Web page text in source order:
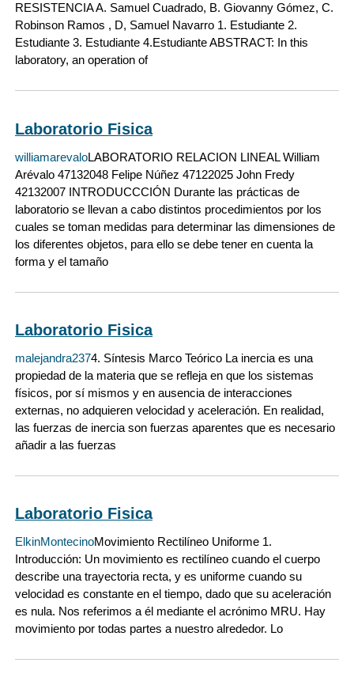
RESISTENCIA A. Samuel Cuadrado, B. Giovanny Gómez, C.
Robinson Ramos , D, Samuel Navarro 1. Estudiante 2.
Estudiante 3. Estudiante 4.Estudiante ABSTRACT: In this
laboratory, an operation of
Laboratorio Fisica
williamarevaloLABORATORIO RELACION LINEAL William
Arévalo 47132048 Felipe Núñez 47122025 John Fredy
42132007 INTRODUCCCIÓN Durante las prácticas de
laboratorio se llevan a cabo distintos procedimientos por los
cuales se toman medidas para determinar las dimensiones de
los diferentes objetos, para ello se debe tener en cuenta la
forma y el tamaño
Laboratorio Fisica
malejandra2374. Síntesis Marco Teórico La inercia es una
propiedad de la materia que se refleja en que los sistemas
físicos, por sí mismos y en ausencia de interacciones
externas, no adquieren velocidad y aceleración. En realidad,
las fuerzas de inercia son fuerzas aparentes que es necesario
añadir a las fuerzas
Laboratorio Fisica
ElkinMontecinoMovimiento Rectilíneo Uniforme 1.
Introducción: Un movimiento es rectilíneo cuando el cuerpo
describe una trayectoria recta, y es uniforme cuando su
velocidad es constante en el tiempo, dado que su aceleración
es nula. Nos referimos a él mediante el acrónimo MRU. Hay
movimiento por todas partes a nuestro alrededor. Lo